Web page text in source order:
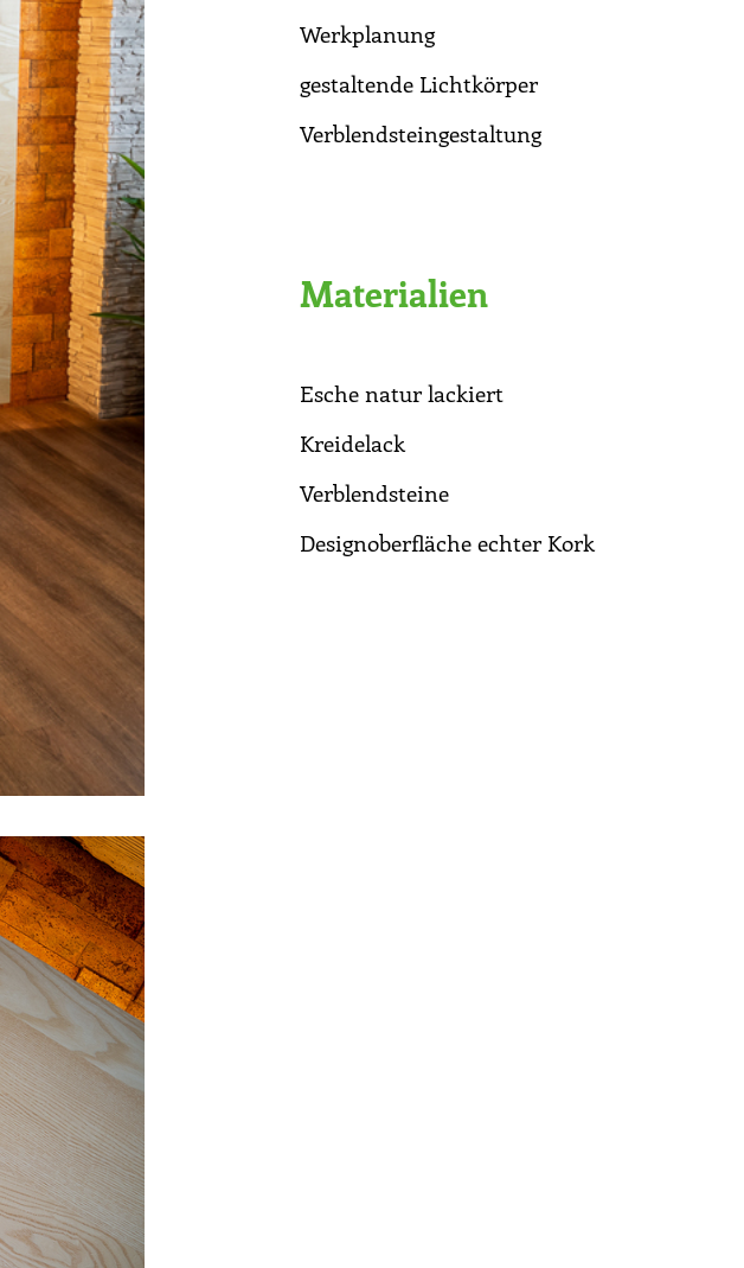
Werkplanung
gestaltende Lichtkörper
Verblendsteingestaltung
Materialien
Esche natur lackiert
Kreidelack
Verblendsteine
Designoberfläche echter Kork